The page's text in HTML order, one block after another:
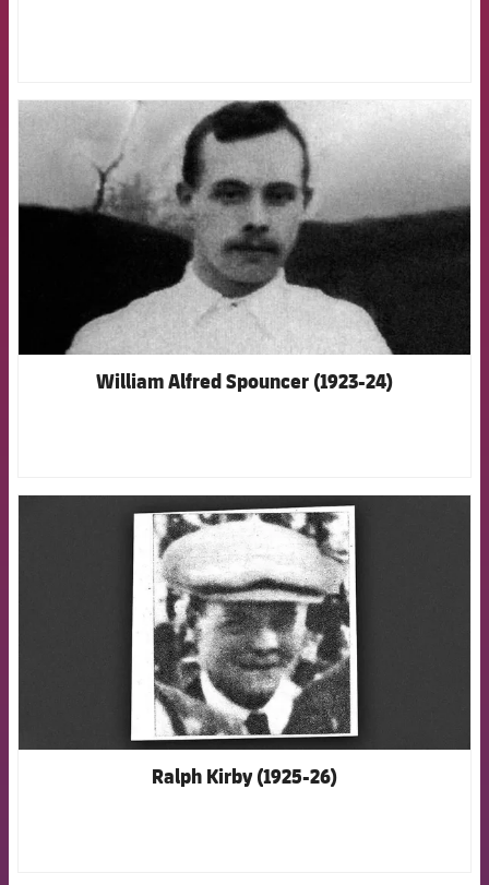
FCB Barcelona badge
William Alfred Spouncer (1923-24)
FCB Barcelona badge
Ralph Kirby (1925-26)